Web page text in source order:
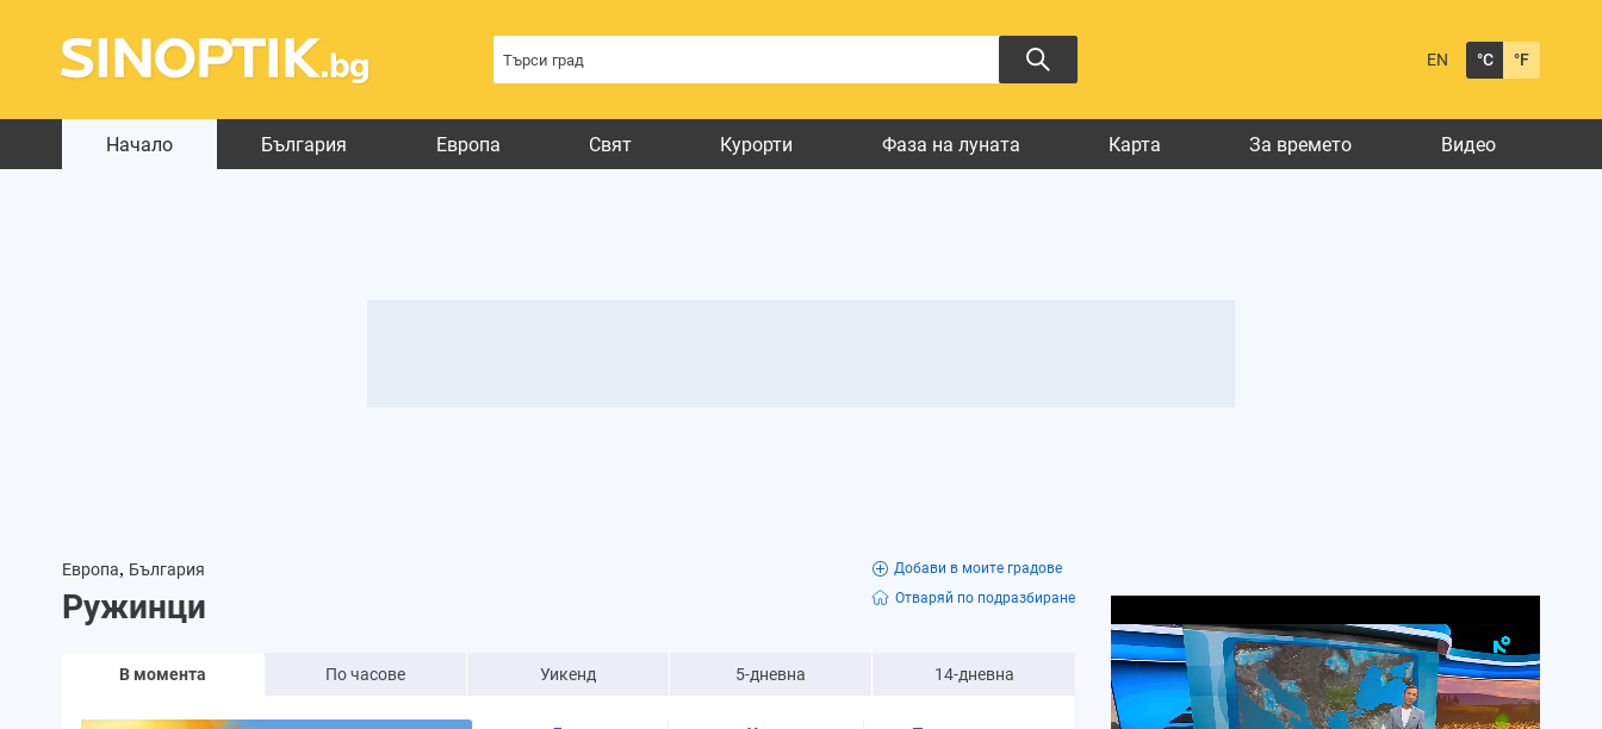
EN °C °F
Начало България Европа Свят Курорти Фаза на луната Карта За времето Видео
Европа, България
Ружинци
Добави в моите градове
Отваряй по подразбиране
В момента По часове Уикенд 5-дневна 14-дневна